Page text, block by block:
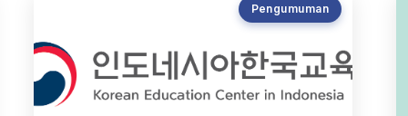
Pengumuman